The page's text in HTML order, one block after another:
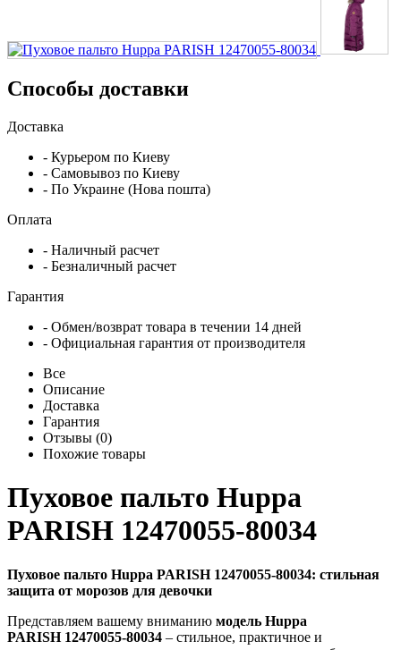
Способы доставки
Доставка
- Курьером по Киеву
- Самовывоз по Киеву
- По Украине (Нова пошта)
Оплата
- Наличный расчет
- Безналичный расчет
Гарантия
- Обмен/возврат товара в течении 14 дней
- Официальная гарантия от производителя
Все
Описание
Доставка
Гарантия
Отзывы (0)
Похожие товары
Пуховое пальто Huppa
PARISH 12470055-80034
Пуховое пальто Huppa PARISH 12470055-80034: стильная
защита от морозов для девочки
Представляем вашему вниманию модель Huppa
PARISH 12470055-80034 – стильное, практичное и